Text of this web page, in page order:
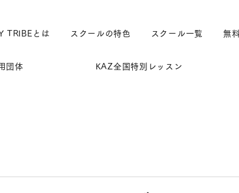
TRIBEとは スクールの特色 スクール一覧 無
団体 KAZ全国特別レッスン